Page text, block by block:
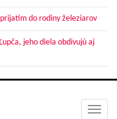
do rodiny železiarov
jeho diela obdivujú aj